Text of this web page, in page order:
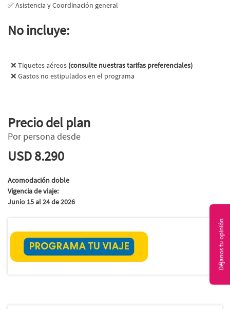
✅ Asistencia y Coordinación general
No incluye:
❌ Tiquetes aéreos (consulte nuestras tarifas preferenciales)
❌ Gastos no estipulados en el programa
Precio del plan
Por persona desde
USD 8.290
Acomodación doble
Vigencia de viaje:
Junio 15 al 24 de 2026
Déjanos tu opinión